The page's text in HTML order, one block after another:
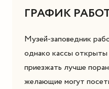
ГРАФИК
Музей-заповедник
однако кассы
приезжать лучше
желающие могут